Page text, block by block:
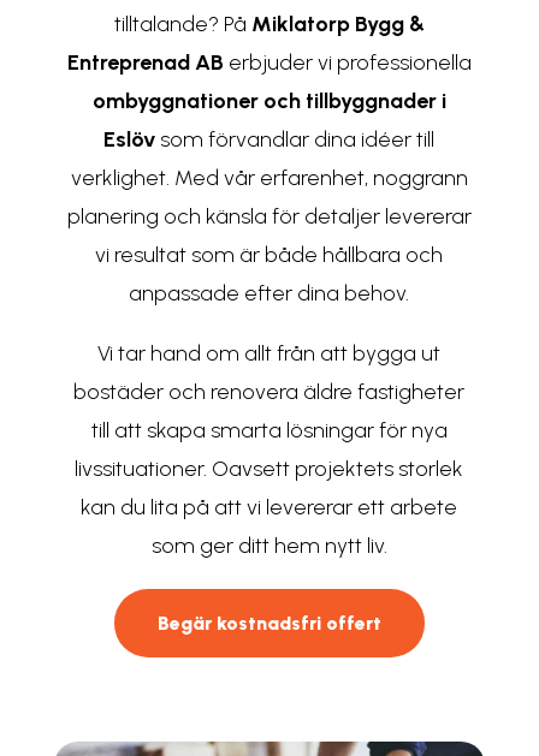
tilltalande? På Miklatorp Bygg &
Entreprenad AB erbjuder vi professionella
ombyggnationer och tillbyggnader i
Eslöv som förvandlar dina idéer till
verklighet. Med vår erfarenhet, noggrann
planering och känsla för detaljer levererar
vi resultat som är både hållbara och
anpassade efter dina behov.
Vi tar hand om allt från att bygga ut
bostäder och renovera äldre fastigheter
till att skapa smarta lösningar för nya
livssituationer. Oavsett projektets storlek
kan du lita på att vi levererar ett arbete
som ger ditt hem nytt liv.
Begär kostnadsfri offert